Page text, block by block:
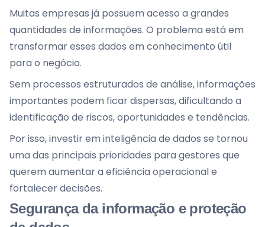
Muitas empresas já possuem acesso a grandes
quantidades de informações. O problema está em
transformar esses dados em conhecimento útil
para o negócio.
Sem processos estruturados de análise, informações
importantes podem ficar dispersas, dificultando a
identificação de riscos, oportunidades e tendências.
Por isso, investir em inteligência de dados se tornou
uma das principais prioridades para gestores que
querem aumentar a eficiência operacional e
fortalecer decisões.
Segurança da informação e proteção